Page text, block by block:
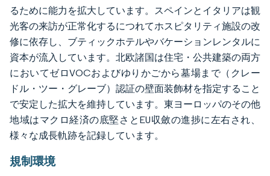
るために能力を拡大しています。スペインとイタリアは観
光客の来訪が正常化するにつれてホスピタリティ施設の改
修に依存し、ブティックホテルやバケーションレンタルに
資本が流入しています。北欧諸国は住宅・公共建築の両方
においてゼロVOCおよびゆりかごから墓場まで（クレー
ドル・ツー・グレーブ）認証の壁面装飾材を指定すること
で安定した拡大を維持しています。東ヨーロッパのその他
地域はマクロ経済の底堅さとEU収斂の進捗に左右され、
様々な成長軌跡を記録しています。
規制環境